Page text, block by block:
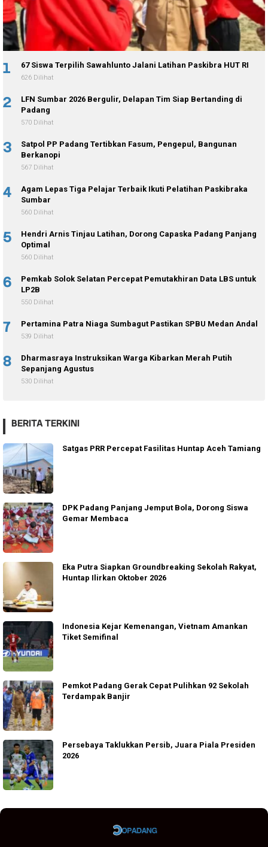
1 67 Siswa Terpilih Sawahlunto Jalani Latihan Paskibra HUT RI
626 Dilihat
2
LFN Sumbar 2026 Bergulir, Delapan Tim Siap Bertanding di
Padang
570 Dilihat
3
Satpol PP Padang Tertibkan Fasum, Pengepul, Bangunan
Berkanopi
567 Dilihat
4
Agam Lepas Tiga Pelajar Terbaik Ikuti Pelatihan Paskibraka
Sumbar
560 Dilihat
5
Hendri Arnis Tinjau Latihan, Dorong Capaska Padang Panjang
Optimal
560 Dilihat
6
Pemkab Solok Selatan Percepat Pemutakhiran Data LBS untuk
LP2B
550 Dilihat
7 Pertamina Patra Niaga Sumbagut Pastikan SPBU Medan Andal
539 Dilihat
8
Dharmasraya Instruksikan Warga Kibarkan Merah Putih
Sepanjang Agustus
530 Dilihat
BERITA TERKINI
Satgas PRR Percepat Fasilitas Huntap Aceh Tamiang
DPK Padang Panjang Jemput Bola, Dorong Siswa
Gemar Membaca
Eka Putra Siapkan Groundbreaking Sekolah Rakyat,
Huntap Ilirkan Oktober 2026
Indonesia Kejar Kemenangan, Vietnam Amankan
Tiket Semifinal
Pemkot Padang Gerak Cepat Pulihkan 92 Sekolah
Terdampak Banjir
Persebaya Taklukkan Persib, Juara Piala Presiden
2026